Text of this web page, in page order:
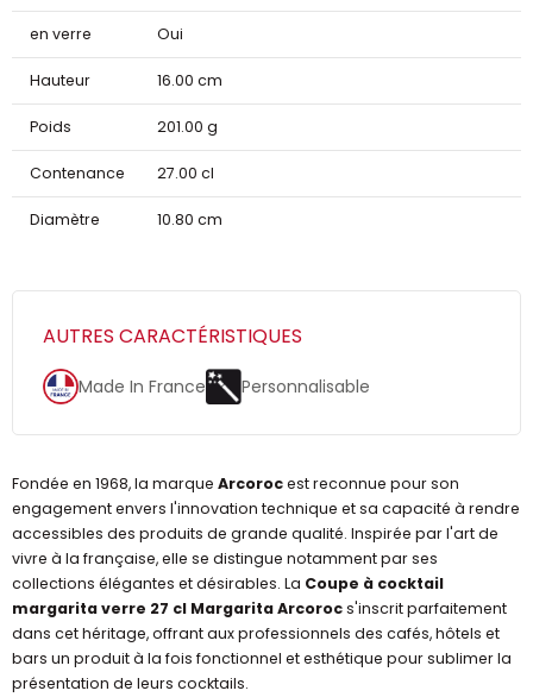
en verre Oui
Hauteur 16.00 cm
Poids 201.00 g
Contenance 27.00 cl
Diamètre 10.80 cm
AUTRES CARACTÉRISTIQUES
Made In France Personnalisable
Fondée en 1968, la marque Arcorocest reconnue pour son
engagement envers l'innovation technique et sa capacité à rendre
accessibles des produits de grande qualité. Inspirée par l'art de
vivre à la française, elle se distingue notamment par ses
collections élégantes et désirables. La Coupe à cocktail
margarita verre 27 cl Margarita Arcorocs'inscrit parfaitement
dans cet héritage, offrant aux professionnels des cafés, hôtels et
bars un produit à la fois fonctionnel et esthétique pour sublimer la
présentation de leurs cocktails.